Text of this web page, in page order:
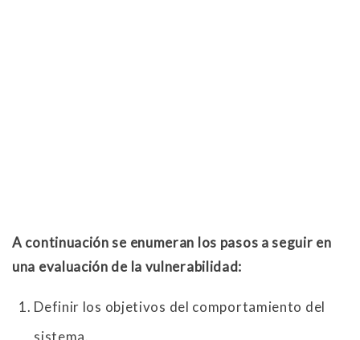
A continuación se enumeran los pasos a seguir en
una evaluación de la vulnerabilidad:
Definir los objetivos del comportamiento del